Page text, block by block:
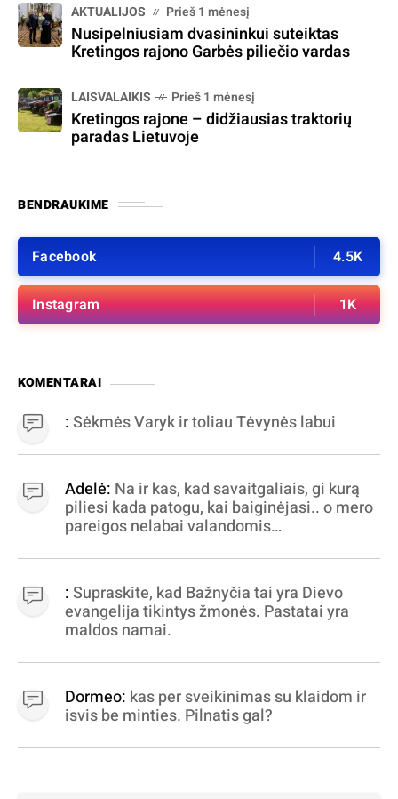
AKTUALIJOS Prieš 1 mėnesį
Nusipelniusiam dvasininkui suteiktas
Kretingos rajono Garbės piliečio vardas
LAISVALAIKIS Prieš 1 mėnesį
Kretingos rajone – didžiausias traktorių
paradas Lietuvoje
BENDRAUKIME
Facebook 4.5K
Instagram 1K
KOMENTARAI
:Sėkmės Varyk ir toliau Tėvynės labui
Adelė: Na ir kas, kad savaitgaliais, gi kurą
piliesi kada patogu, kai baiginėjasi.. o mero
pareigos nelabai valandomis
virpinimas, ieškokit kur milijonus vagia
dujininkai, elektros aferistai, stadionų
statytojai Vilnuje
:Supraskite, kad Bažnyčia tai yra Dievo
evangelija tikintys žmonės. Pastatai yra
maldos namai.
Dormeo: kas per sveikinimas su klaidom ir
isvis be minties. Pilnatis gal?